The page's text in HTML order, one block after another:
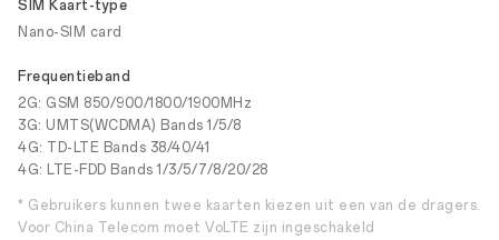
SIM Kaart-type
Nano-SIM card
Frequentieband
2G: GSM 850/900/1800/1900MHz
3G: UMTS(WCDMA) Bands 1/5/8
4G: TD-LTE Bands 38/40/41
4G: LTE-FDD Bands 1/3/5/7/8/20/28
* Gebruikers kunnen twee kaarten kiezen uit een van de dragers.
Voor China Telecom moet VoLTE zijn ingeschakeld